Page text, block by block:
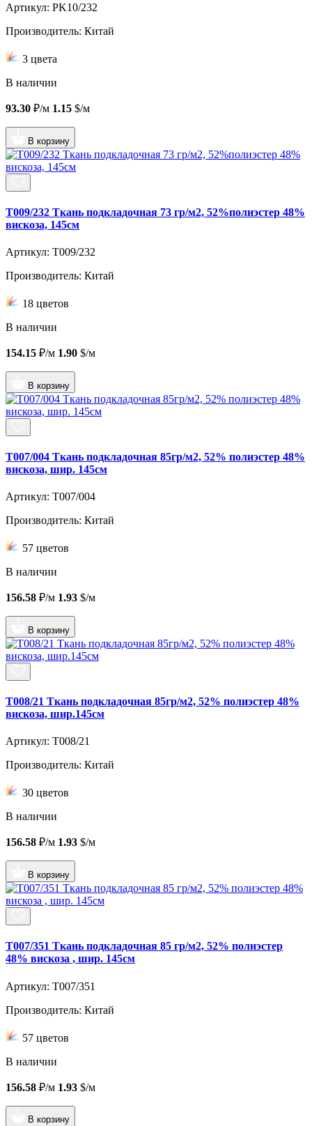
Артикул: PK10/232
Производитель: Китай
3 цвета
В наличии
93.30 ₽/м 1.15 $/м
В корзину
T009/232 Ткань подкладочная 73 гр/м2, 52%полиэстер 48%
вискоза, 145см
Артикул: T009/232
Производитель: Китай
18 цветов
В наличии
154.15 ₽/м 1.90 $/м
В корзину
T007/004 Ткань подкладочная 85гр/м2, 52% полиэстер 48%
вискоза, шир. 145см
Артикул: T007/004
Производитель: Китай
57 цветов
В наличии
156.58 ₽/м 1.93 $/м
В корзину
T008/21 Ткань подкладочная 85гр/м2, 52% полиэстер 48%
вискоза, шир.145см
Артикул: T008/21
Производитель: Китай
30 цветов
В наличии
156.58 ₽/м 1.93 $/м
В корзину
T007/351 Ткань подкладочная 85 гр/м2, 52% полиэстер
48% вискоза , шир. 145см
Артикул: T007/351
Производитель: Китай
57 цветов
В наличии
156.58 ₽/м 1.93 $/м
В корзину